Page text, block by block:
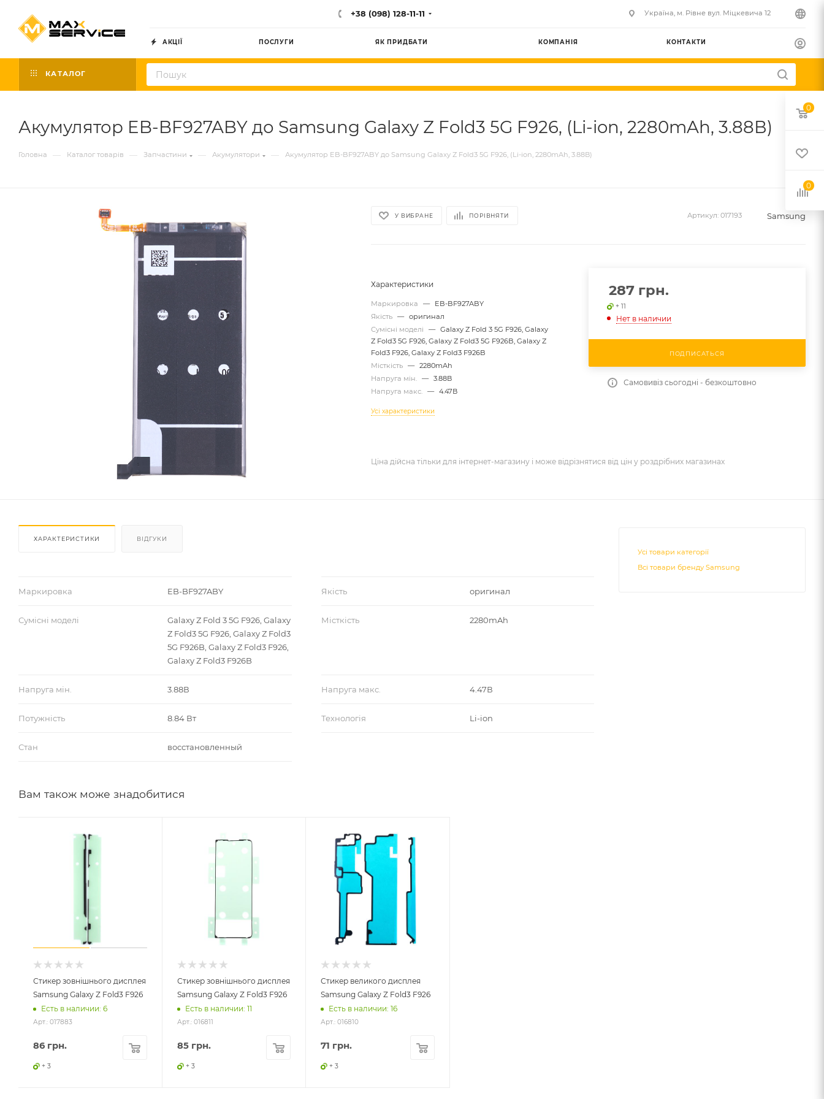
+38 (098) 128-11-11 Українa, м. Рівне вул. Міцкевича 12
АКЦІЇ ПОСЛУГИ ЯК ПРИДБАТИ КОМПАНІЯ КОНТАКТИ
КАТАЛОГ
Акумулятор EB-BF927ABY до Samsung Galaxy Z Fold3 5G F926, (Li-ion, 2280mAh, 3.88В)
Головна — Каталог товарів — Запчастини — Акумулятори — Акумулятор EB-BF927ABY до Samsung Galaxy Z Fold3 5G F926, (Li-ion, 2280mAh, 3.88В)
У ВИБРАНЕ ПОРІВНЯТИ Артикул: 017193 Samsung
Характеристики
Маркировка —
EB-BF927ABY
Якість — оригинал
Сумісні моделі
— Galaxy Z Fold 3 5G F926, Galaxy
Z Fold3 5G F926, Galaxy Z Fold3 5G F926B, Galaxy Z
Fold3 F926, Galaxy Z Fold3 F926B
Місткість — 2280mAh
Напруга мін.
— 3.88В
Напруга макс.
— 4.47В
Усі характеристики
287грн.
+ 11
Нет в наличии
ПОДПИСАТЬСЯ
Самовивіз сьогодні - безкоштовно
Ціна дійсна тільки для інтернет-магазину і може відрізнятися від цін у роздрібних магазинах
ХАРАКТЕРИСТИКИ ВІДГУКИ
Маркировка EB-BF927ABY Якість оригинал
Сумісні моделі
Galaxy Z Fold 3 5G F926, Galaxy
Z Fold3 5G F926, Galaxy Z Fold3
5G F926B, Galaxy Z Fold3 F926,
Galaxy Z Fold3 F926B
Місткість 2280mAh
Напруга мін. 3.88В Напруга макс. 4.47В
Потужність 8.84 Вт Технологія Li-ion
Стан восстановленный
Вам також може знадобитися
Стикер зовнішнього дисплея
Samsung Galaxy Z Fold3 F926
Есть в наличии: 6
Арт.: 017883
86 грн.
+ 3
Стикер зовнішнього дисплея
Samsung Galaxy Z Fold3 F926
Есть в наличии: 11
Арт.: 016811
85грн.
+ 3
Стикер великого дисплея
Samsung Galaxy Z Fold3 F926
Есть в наличии: 16
Арт.: 016810
71 грн.
+ 3
Усі товари категорії
Всі товари бренду Samsung
0
0